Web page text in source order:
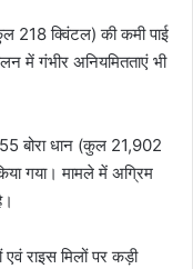
218 क्विंटल) की कमी पाई
में गंभीर अनियमितताएं भी
बोरा धान (कुल 21,902
गया। मामले में अग्रिम
एवं राइस मिलों पर कड़ी